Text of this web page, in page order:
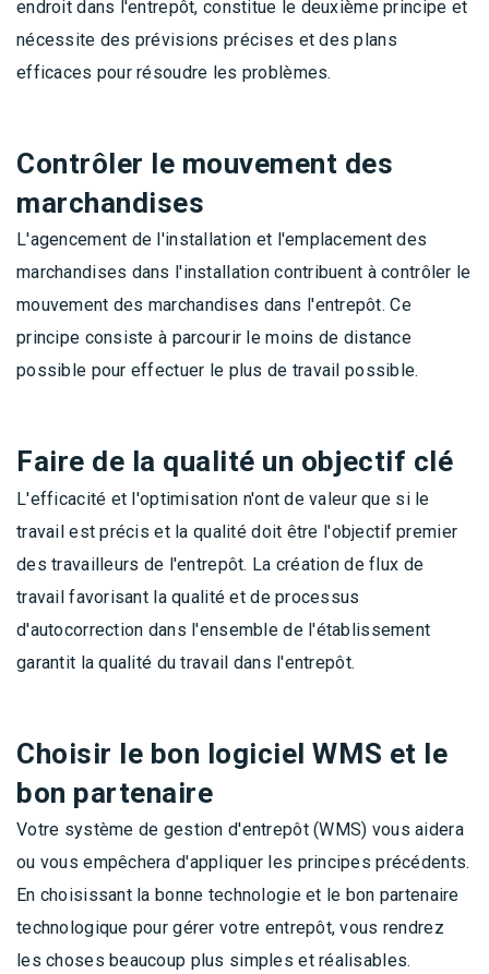
endroit dans l'entrepôt, constitue le deuxième principe et
nécessite des prévisions précises et des plans
efficaces pour résoudre les problèmes.
Contrôler le mouvement des
marchandises
L'agencement de l'installation et l'emplacement des
marchandises dans l'installation contribuent à contrôler le
mouvement des marchandises dans l'entrepôt. Ce
principe consiste à parcourir le moins de distance
possible pour effectuer le plus de travail possible.
Faire de la qualité un objectif clé
L'efficacité et l'optimisation n'ont de valeur que si le
travail est précis et la qualité doit être l'objectif premier
des travailleurs de l'entrepôt. La création de flux de
travail favorisant la qualité et de processus
d'autocorrection dans l'ensemble de l'établissement
garantit la qualité du travail dans l'entrepôt.
Choisir le bon logiciel WMS et le
bon partenaire
Votre système de gestion d'entrepôt (WMS) vous aidera
ou vous empêchera d'appliquer les principes précédents.
En choisissant la bonne technologie et le bon partenaire
technologique pour gérer votre entrepôt, vous rendrez
les choses beaucoup plus simples et réalisables.